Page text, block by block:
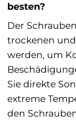
besten?
Der
trockenen
werden, um
Sie direkte
extreme
den